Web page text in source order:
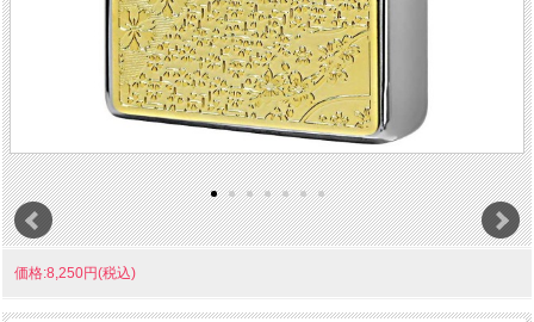
価格:8,250円(税込)